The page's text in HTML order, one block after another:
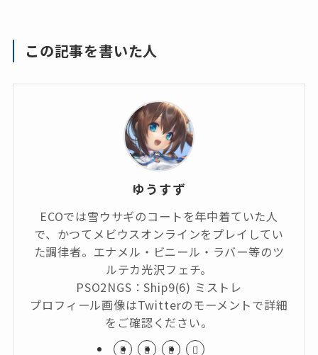
この記事を書いた人
ゆうすず
ECOでは雪ウサギのコートを年中着ていた人
で、かつてメビウスオンラインをプレイしてい
た調律者。エナメル・ビニール・ラバー等のツ
ルテカ光沢フェチ。
PSO2NGS：Ship9(6) ミストレ
プロフィール画像はTwitterのモーメントで詳細
をご確認ください。